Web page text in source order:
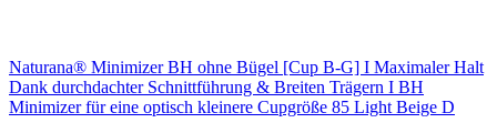
Naturana® Minimizer BH ohne Bügel [Cup B-G] I Maximaler Halt
Dank durchdachter Schnittführung & Breiten Trägern I BH
Minimizer für eine optisch kleinere Cupgröße 85 Light Beige D